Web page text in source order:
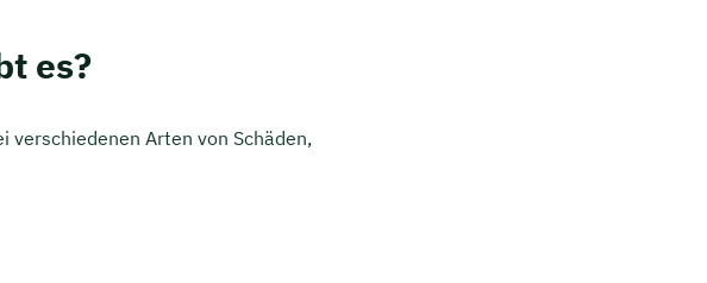
es?
verschiedenen Arten von Schäden,